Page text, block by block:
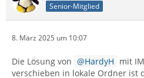
Senior-Mitglied
8. März 2025 um 10:07
Die Lösung von HardyH mit
verschieben in lokale Ordner ist